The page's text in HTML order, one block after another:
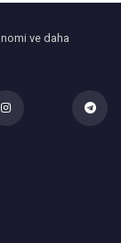
ve daha